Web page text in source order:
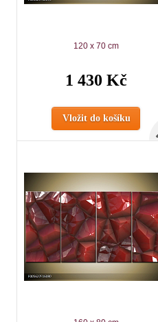
120 x 70 cm
1 430 Kč
Vložit do košíku